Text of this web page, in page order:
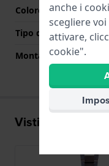
Colore Chiusura
Tipo di montatura
Montatura dritta
Visti di recente
anche i
scegliere
attivare,
cookie".